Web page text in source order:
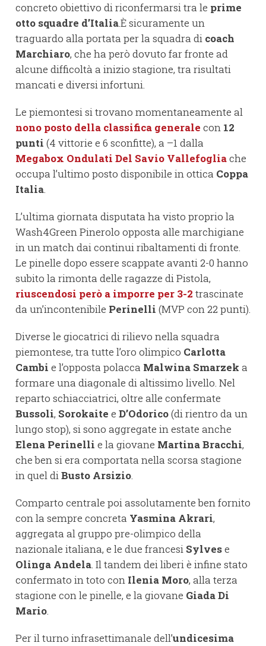
concreto obiettivo di riconfermarsi tra le prime
otto squadre d’Italia.È sicuramente un
traguardo alla portata per la squadra di coach
Marchiaro, che ha però dovuto far fronte ad
alcune difficoltà a inizio stagione, tra risultati
mancati e diversi infortuni.
Le piemontesi si trovano momentaneamente al
nono posto della classifica generale con 12
punti (4 vittorie e 6 sconfitte), a –1 dalla
Megabox Ondulati Del Savio Vallefogliache
occupa l’ultimo posto disponibile in ottica Coppa
Italia.
L’ultima giornata disputata ha visto proprio la
Wash4Green Pinerolo opposta alle marchigiane
in un match dai continui ribaltamenti di fronte.
Le pinelle dopo essere scappate avanti 2-0 hanno
subito la rimonta delle ragazze di Pistola,
riuscendosi però a imporre per 3-2 trascinate
da un’incontenibile Perinelli (MVP con 22 punti).
Diverse le giocatrici di rilievo nella squadra
piemontese, tra tutte l’oro olimpico Carlotta
Cambi e l’opposta polacca Malwina Smarzek a
formare una diagonale di altissimo livello. Nel
reparto schiacciatrici, oltre alle confermate
Bussoli, Sorokaite e D’Odorico(di rientro da un
lungo stop), si sono aggregate in estate anche
Elena Perinelli e la giovane Martina Bracchi,
che ben si era comportata nella scorsa stagione
in quel diBusto Arsizio.
Comparto centrale poi assolutamente ben fornito
con la sempre concreta Yasmina Akrari,
aggregata al gruppo pre-olimpico della
nazionale italiana, e le due francesi Sylvese
Olinga Andela. Il tandem dei liberi è infine stato
confermato in toto con Ilenia Moro, alla terza
stagione con le pinelle, e la giovane Giada Di
Mario.
Per il turno infrasettimanale dell’undicesima